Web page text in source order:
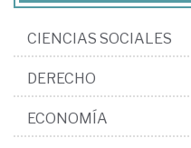
CIENCIAS SOCIALES
DERECHO
ECONOMÍA